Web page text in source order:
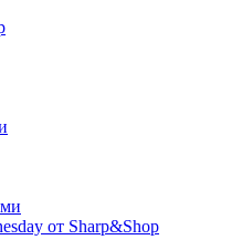
от Sharp&Shop